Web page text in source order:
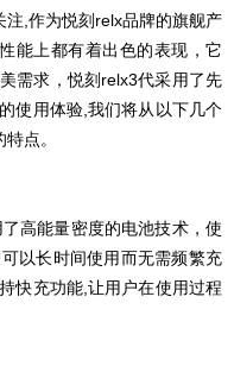
,作为悦刻relx品牌的旗舰产
能上都有着出色的表现，它
需求，悦刻relx3代采用了先
使用体验,我们将从以下几个
点。
高能量密度的电池技术，使
以长时间使用而无需频繁充
快充功能,让用户在使用过程